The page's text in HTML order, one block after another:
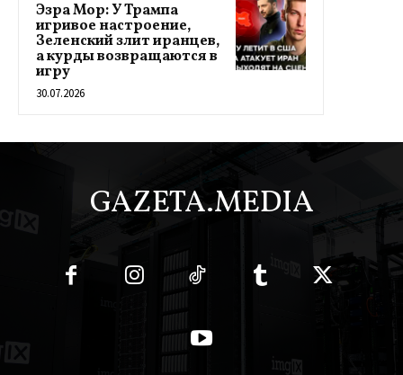
Эзра Мор: У Трампа
игривое настроение,
Зеленский злит иранцев,
а курды возвращаются в
игру
30.07.2026
GAZETA.MEDIA